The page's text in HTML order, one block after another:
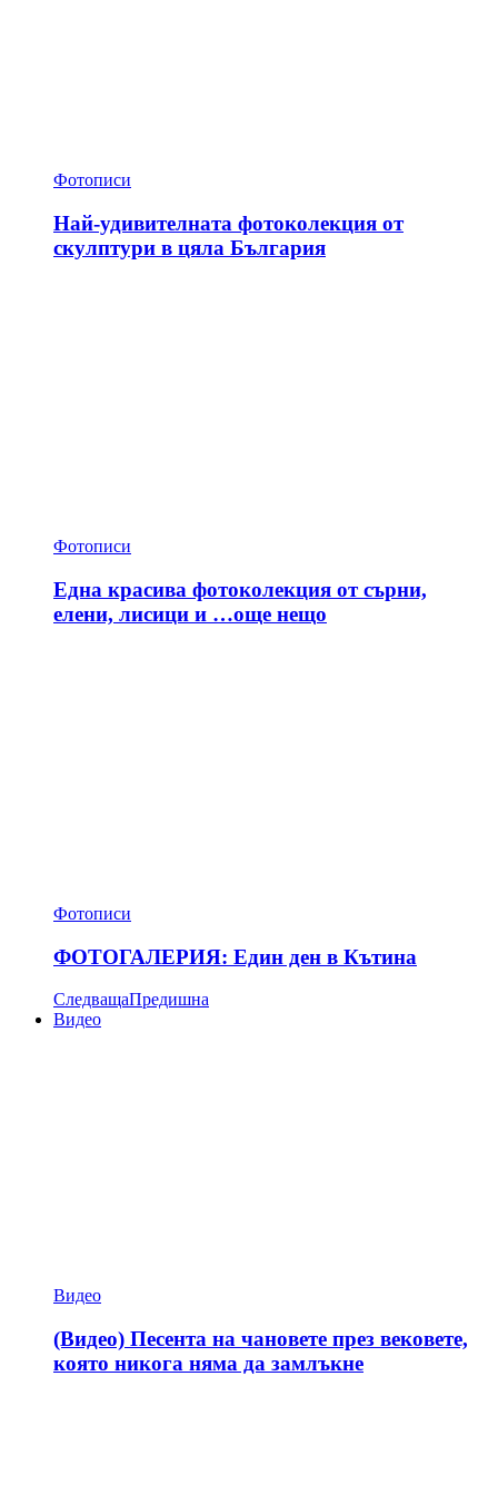
Фотописи
Най-удивителната фотоколекция от
скулптури в цяла България
Фотописи
Една красива фотоколекция от сърни,
елени, лисици и …още нещо
Фотописи
ФОТОГАЛЕРИЯ: Един ден в Кътина
СледващаПредишна
Видео
Видео
(Видео) Песента на чановете през вековете,
която никога няма да замлъкне